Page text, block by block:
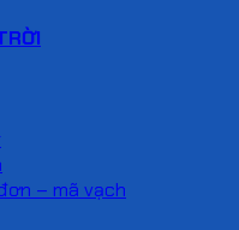
– mã vạch